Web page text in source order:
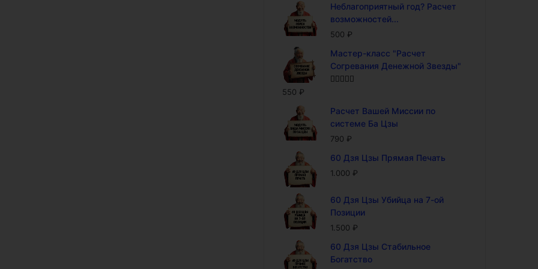
Неблагоприятный год? Расчет
возможностей...
500 ₽
Мастер-класс "Расчет
Согревания Денежной Звезды"
550 ₽
Расчет Вашей Миссии по
системе Ба Цзы
790 ₽
60 Дзя Цзы Прямая Печать
1.000 ₽
60 Дзя Цзы Убийца на 7-ой
Позиции
1.500 ₽
60 Дзя Цзы Стабильное
Богатство